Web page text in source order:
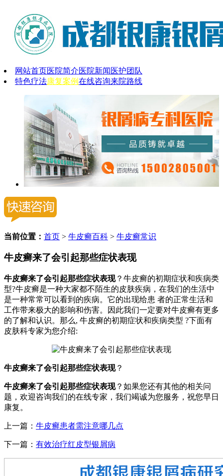
网站首页医院简介医院新闻 医护团队
特色疗法康复案例在线咨询来院路线
当前位置： 首页 > 牛皮癣百科 > 牛皮癣常识
牛皮癣来了会引起那些症状表现
牛皮癣来了会引起那些症状表现？牛皮癣的初期症状和疾病类
型?牛皮癣是一种大家都不陌生的皮肤疾病，在我们的生活中
是一种常常可以看到的疾病。它的出现给患 者的正常生活和
工作带来极大的影响和伤害。因此我们一定要对牛皮癣有更多
的了解和认识。那么, 牛皮癣的初期症状和疾病类型 ?下面有
皮肤科专家为您介绍:
牛皮癣来了会引起那些症状表现？
牛皮癣来了会引起那些症状表现？如果您还有其他的相关问
题，欢迎咨询我们的在线专家，我们竭诚为您服务，祝您早日
康复。
上一篇： 牛皮癣患者需注意哪几点
下一篇： 有效治疗红皮型银屑病